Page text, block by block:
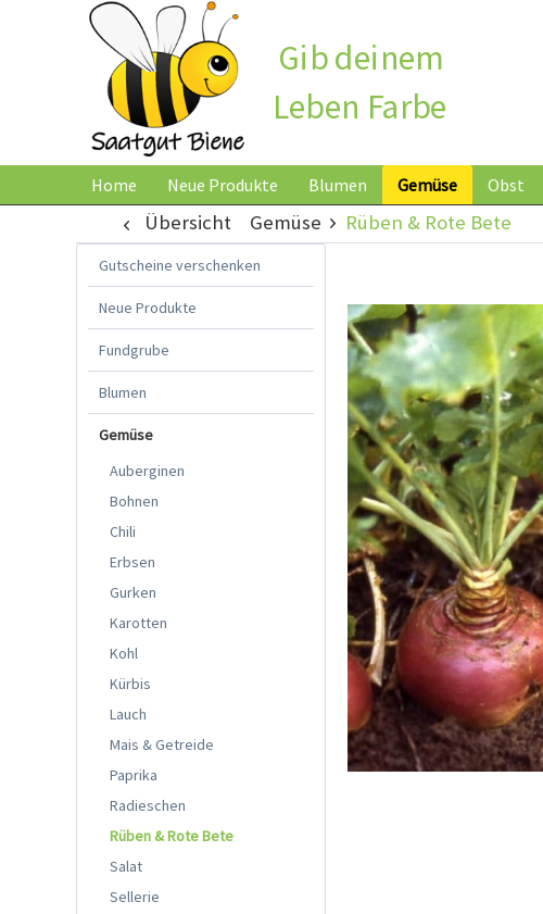
Gib deinem
Leben Farbe
Home Neue Produkte Blumen Gemüse Obst
Übersicht Gemüse Rüben & Rote Bete
Gutscheine verschenken
Neue Produkte
Fundgrube
Blumen
Gemüse
Auberginen
Bohnen
Chili
Erbsen
Gurken
Karotten
Kohl
Kürbis
Lauch
Mais & Getreide
Paprika
Radieschen
Rüben & Rote Bete
Salat
Sellerie